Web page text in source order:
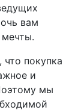
вам
что покупка
и
мы